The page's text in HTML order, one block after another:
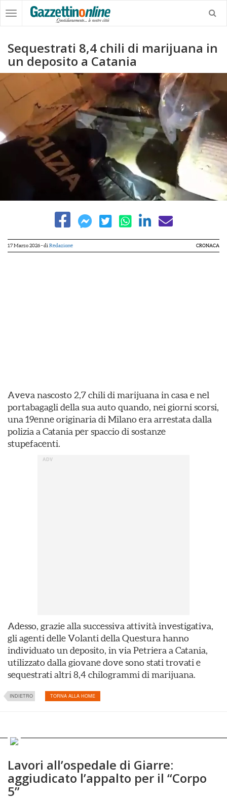
Sequestrati 8,4 chili di marijuana in
un deposito a Catania
17 Marzo 2026- di Redazione CRONACA
Aveva nascosto 2,7 chili di marijuana in casa e nel
portabagagli della sua auto quando, nei giorni scorsi,
una 19enne originaria di Milano era arrestata dalla
polizia a Catania per spaccio di sostanze
stupefacenti.
Adesso, grazie alla successiva attività investigativa,
gli agenti delle Volanti della Questura hanno
individuato un deposito, in via Petriera a Catania,
utilizzato dalla giovane dove sono stati trovati e
sequestrati altri 8,4 chilogrammi di marijuana.
INDIETRO TORNA ALLA HOME
Lavori all’ospedale di Giarre:
aggiudicato l’appalto per il “Corpo
5”